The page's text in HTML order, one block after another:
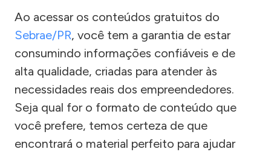
Ao acessar os conteúdos gratuitos do
Sebrae/PR, você tem a garantia de estar
consumindo informações confiáveis e de
alta qualidade, criadas para atender às
necessidades reais dos empreendedores.
Seja qual for o formato de conteúdo que
você prefere, temos certeza de que
encontrará o material perfeito para ajudar